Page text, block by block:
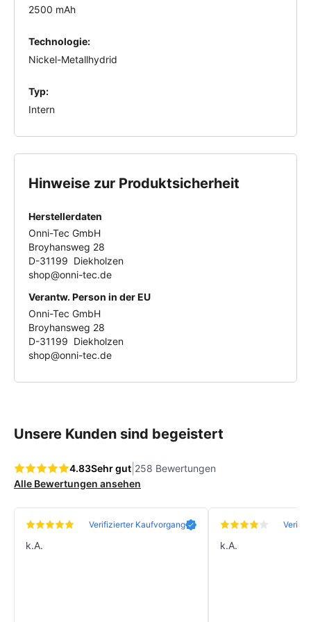
2500 mAh
Technologie:
Nickel-Metallhydrid
Typ:
Intern
Hinweise zur Produktsicherheit
Herstellerdaten
Onni-Tec GmbH
Broyhansweg 28
D-31199 Diekholzen
shop@onni-tec.de
Verantw. Person in der EU
Onni-Tec GmbH
Broyhansweg 28
D-31199 Diekholzen
shop@onni-tec.de
Unsere Kunden sind begeistert
4.83Sehr gut 258 Bewertungen
Alle Bewertungen ansehen
Verifizierter Kaufvorgang
k.A. k.A.